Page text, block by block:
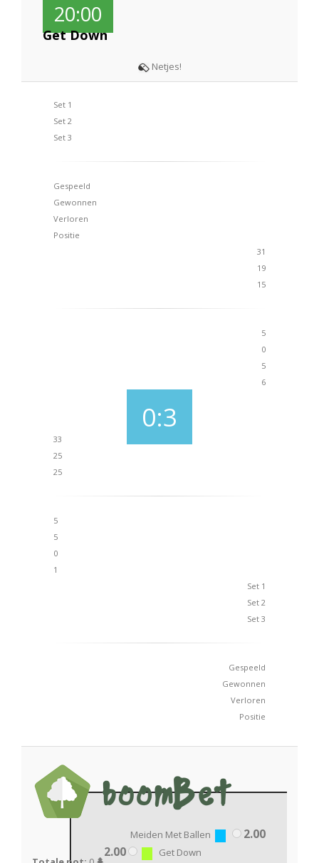
20:00
Get Down
Netjes!
Set 1
Set 2
Set 3
Gespeeld
Gewonnen
Verloren
Positie
31
19
15
5
0
5
6
0:3
33
25
25
5
5
0
1
Set 1
Set 2
Set 3
Gespeeld
Gewonnen
Verloren
Positie
Meiden Met Ballen
2.00
2.00
Get Down